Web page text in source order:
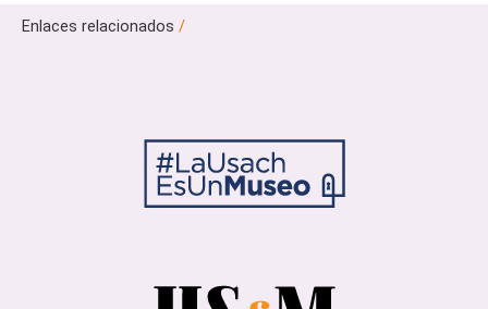
Enlaces relacionados /